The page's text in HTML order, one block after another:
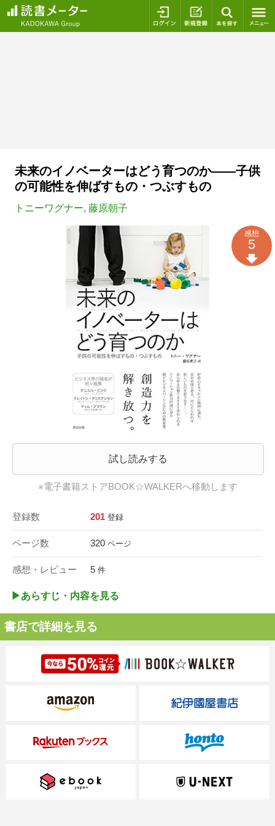
ログイン 新規登録
未来のイノベーターはどう育つのか――子供
の可能性を伸ばすもの・つぶすもの
トニーワグナー, 藤原朝子
試し読みする
※電子書籍ストアBOOK☆WALKERへ移動します
登録数 201 登録
ページ数 320 ページ
感想・レビュー 5 件
感想
5
▶︎あらすじ・内容を見る
書店で詳細を見る